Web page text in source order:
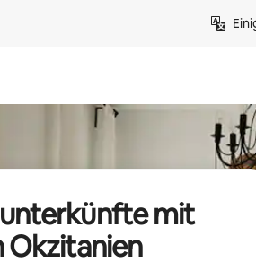
mit
Okzitanien